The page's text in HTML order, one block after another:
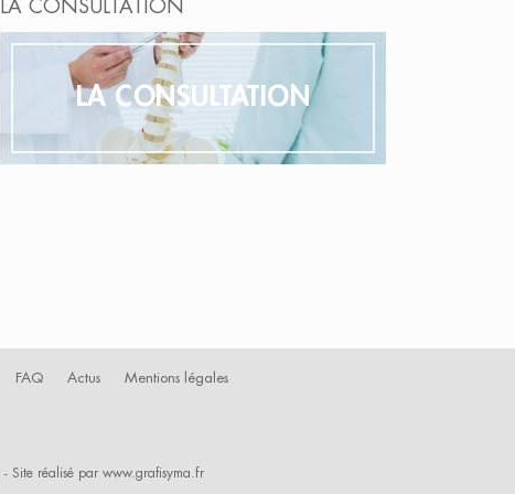
LA CONSULTATION
LA CONSULTATION
FAQ Actus Mentions légales
- Site réalisé par www.grafisyma.fr